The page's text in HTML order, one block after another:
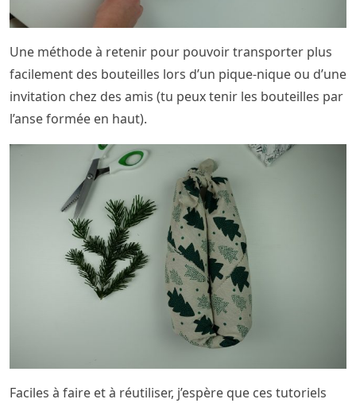
Une méthode à retenir pour pouvoir transporter plus
facilement des bouteilles lors d’un pique-nique ou d’une
invitation chez des amis (tu peux tenir les bouteilles par
l’anse formée en haut).
Faciles à faire et à réutiliser, j’espère que ces tutoriels